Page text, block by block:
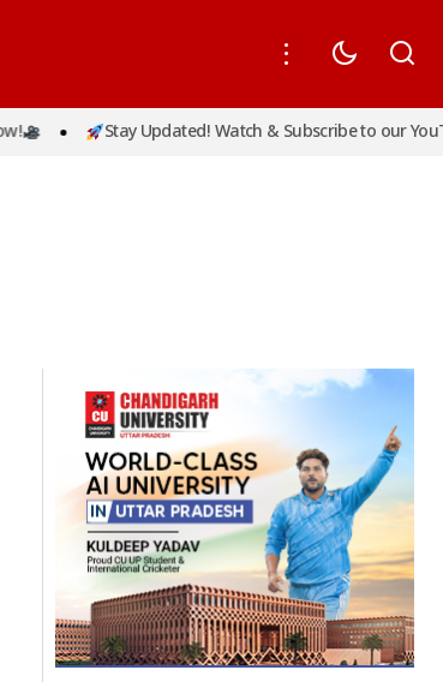
Stay Updated! Watch & Subscribe to our